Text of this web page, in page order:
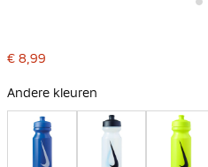
begin
de
€ 8,99
Andere kleuren